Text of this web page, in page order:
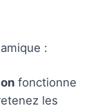
:
fonctionne
les